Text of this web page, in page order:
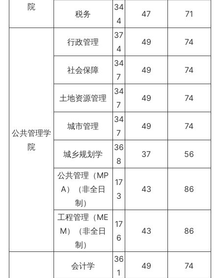
院
税务
34
4
47 71
公共管理学
院
行政管理
37
4
49 74
社会保障
34
7
49 74
土地资源管理
34
7
49 74
城市管理
34
7
49 74
城乡规划学
36
8
37 56
公共管理（MP
A）（非全日
制）
17
3
43 86
工程管理（ME
M）（非全日
制）
17
6
43 86
会计学
36
1
49 74